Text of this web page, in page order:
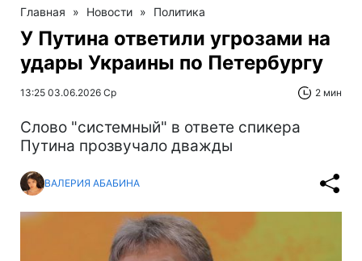
Главная » Новости » Политика
У Путина ответили угрозами на
удары Украины по Петербургу
13:25 03.06.2026 Ср 2 мин
Слово "системный" в ответе спикера
Путина прозвучало дважды
ВАЛЕРИЯ АБАБИНА